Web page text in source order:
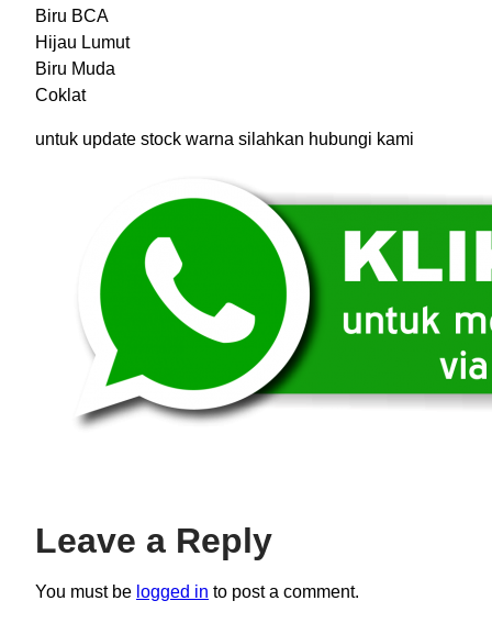
Biru BCA
Hijau Lumut
Biru Muda
Coklat
untuk update stock warna silahkan hubungi kami
Leave a Reply
You must be logged in to post a comment.